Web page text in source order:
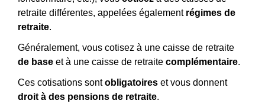
retraite différentes, appelées également régimes de
retraite.
Généralement, vous cotisez à une caisse de retraite
de base et à une caisse de retraite complémentaire.
Ces cotisations sontobligatoires et vous donnent
droit à des pensions de retraite.